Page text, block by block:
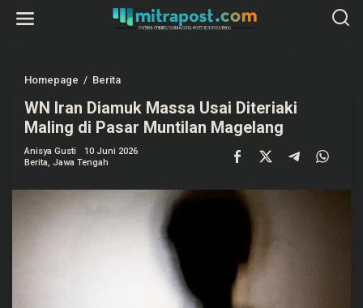
Homepage / Berita
I
r
a
D
m
WN Iran Diamuk Massa Usai Diteriaki
Maling di Pasar Muntilan Magelang
Anisya Gusti
10 Juni 2026
Berita, Jawa Tengah